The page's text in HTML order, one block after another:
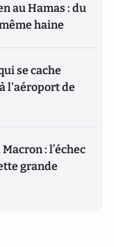
au Hamas : du
haine
se cache
l'aéroport de
: l’échec
grande